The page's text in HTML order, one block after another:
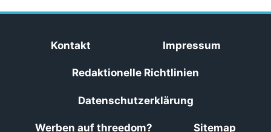
Kontakt Impressum
Redaktionelle Richtlinien
Datenschutzerklärung
Werben auf threedom? Sitemap